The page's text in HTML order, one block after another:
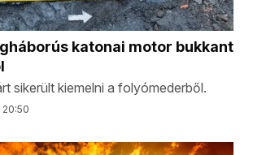
katonai motor bukkant
sikerült kiemelni a folyómederből.
20:50